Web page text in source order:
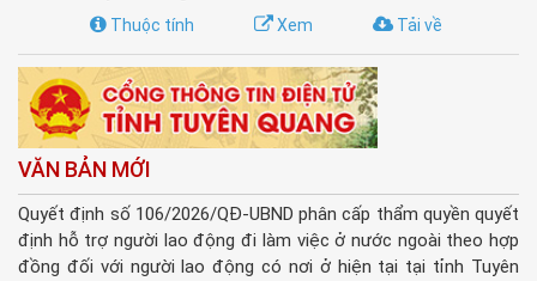
Tải về
Xem
Thuộc tính
VĂN BẢN MỚI
Quyết định số 106/2026/QĐ-UBND phân cấp thẩm quyền quyết
định hỗ trợ người lao động đi làm việc ở nước ngoài theo hợp
đồng đối với người lao động có nơi ở hiện tại tại tỉnh Tuyên